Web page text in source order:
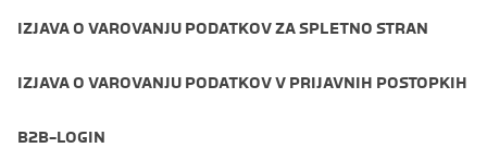
IZJAVA O VAROVANJU PODATKOV ZA SPLETNO STRAN
IZJAVA O VAROVANJU PODATKOV V PRIJAVNIH POSTOPKIH
B2B-LOGIN